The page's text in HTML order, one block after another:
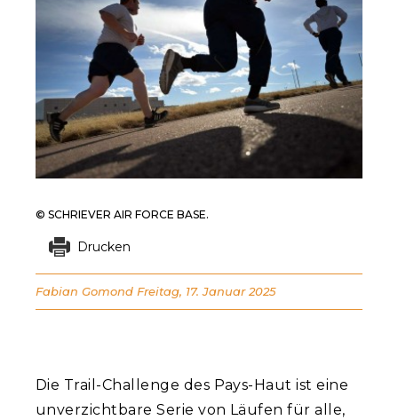
Die Trail-Challenge des Pays-Haut ist eine
unverzichtbare Serie von Läufen für alle,
© SCHRIEVER AIR FORCE BASE.
Drucken
Fabian Gomond Freitag, 17. Januar 2025